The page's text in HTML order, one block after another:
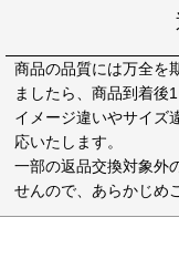
商品の品質には万全を
ましたら、商品到着後
イメージ違いやサイズ
応いたします。
一部の返品交換対象外
せんので、あらかじめ